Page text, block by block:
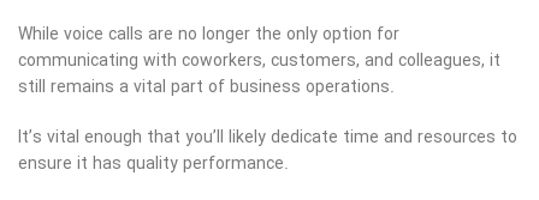
While voice calls are no longer the only option for
communicating with coworkers, customers, and colleagues, it
still remains a vital part of business operations.
It’s vital enough that you’ll likely dedicate time and resources to
ensure it has quality performance.